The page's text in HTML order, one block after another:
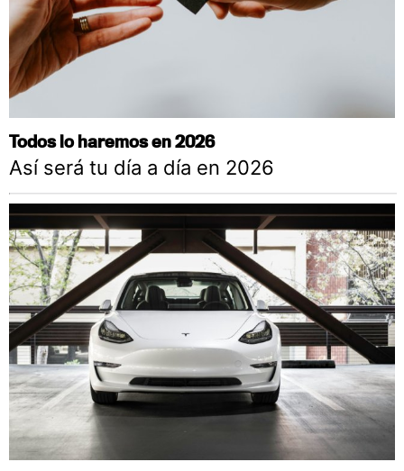
Todos lo haremos en 2026
Así será tu día a día en 2026